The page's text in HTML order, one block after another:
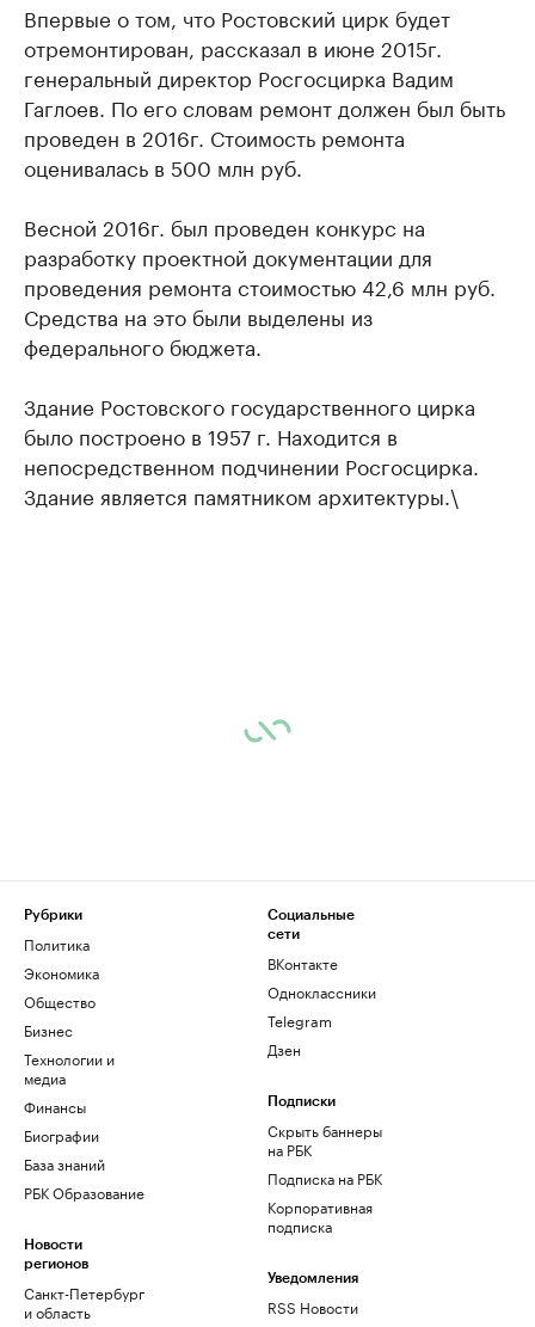
Впервые о том, что Ростовский цирк будет
отремонтирован, рассказал в июне 2015г.
генеральный директор Росгосцирка Вадим
Гаглоев. По его словам ремонт должен был быть
проведен в 2016г. Стоимость ремонта
оценивалась в 500 млн руб.
Весной 2016г. был проведен конкурс на
разработку проектной документации для
проведения ремонта стоимостью 42,6 млн руб.
Средства на это были выделены из
федерального бюджета.
Здание Ростовского государственного цирка
было построено в 1957 г. Находится в
непосредственном подчинении Росгосцирка.
Здание является памятником архитектуры.\
Рубрики
Политика
Экономика
Общество
Бизнес
Технологии и
медиа
Финансы
Биографии
База знаний
РБК Образование
Новости
регионов
Санкт-Петербург
и область
Социальные
сети
ВКонтакте
Одноклассники
Telegram
Дзен
Подписки
Скрыть баннеры
на РБК
Подписка на РБК
Корпоративная
подписка
Уведомления
RSS Новости